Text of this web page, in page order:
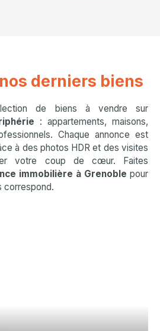
derniers biens
de biens à vendre sur
: appartements, maisons,
Chaque annonce est
à des photos HDR et des visites
votre coup de cœur. Faites
immobilière à Grenoble pour
correspond.